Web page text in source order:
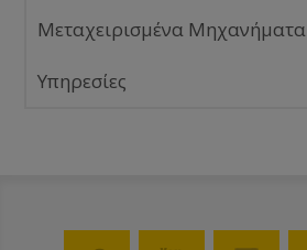
Μεταχειρισμένα Μηχανήματα
Υπηρεσίες